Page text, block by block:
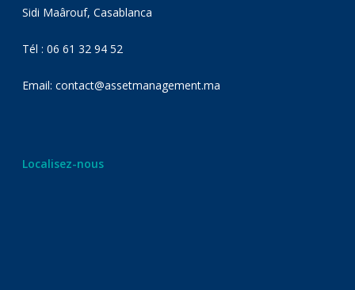
Sidi Maârouf, Casablanca
Tél : 06 61 32 94 52
Email: contact@assetmanagement.ma
Localisez-nous